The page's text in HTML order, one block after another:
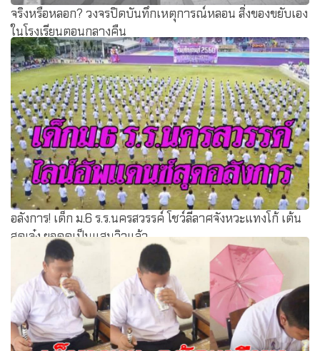
จริงหรือหลอก? วงจรปิดบันทึกเหตุการณ์หลอน สิ่งของขยับเอง
ในโรงเรียนตอนกลางคืน
อลังการ! เด็ก ม.6 ร.ร.นครสวรรค์ โชว์ลีลาศจังหวะแทงโก้ เต้น
สุดเจ๋ง ยอดดูเป็นแสนวิวแล้ว